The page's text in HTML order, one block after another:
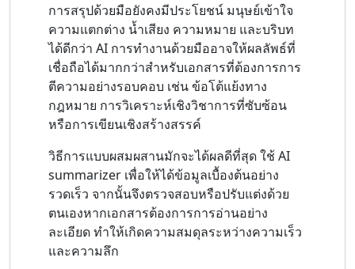
การสรุปด้วยมือยังคงมีประโยชน์ มนุษย์เข้าใจ
ความแตกต่าง น้ำเสียง ความหมาย และบริบท
ได้ดีกว่า AI การทำงานด้วยมืออาจให้ผลลัพธ์ที่
เชื่อถือได้มากกว่าสำหรับเอกสารที่ต้องการการ
ตีความอย่างรอบคอบ เช่น ข้อโต้แย้งทาง
กฎหมาย การวิเคราะห์เชิงวิชาการที่ซับซ้อน
หรือการเขียนเชิงสร้างสรรค์
วิธีการแบบผสมผสานมักจะได้ผลดีที่สุด ใช้ AI
summarizer เพื่อให้ได้ข้อมูลเบื้องต้นอย่าง
รวดเร็ว จากนั้นจึงตรวจสอบหรือปรับแต่งด้วย
ตนเองหากเอกสารต้องการการอ่านอย่าง
ละเอียด ทำให้เกิดความสมดุลระหว่างความเร็ว
และความลึก